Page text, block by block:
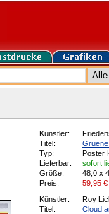
Künstler:
Titel:
Typ:
Poster
Lieferbar:
sofort
Größe:
48,0 x
Preis:
59,95 €
Künstler:
Roy
Titel:
Cloud